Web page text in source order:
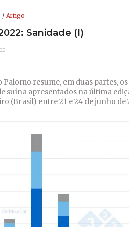
Artigo
Sanidade (I)
resume, em duas partes,
suína apresentados na última
(Brasil) entre 21 e 24 de junho de